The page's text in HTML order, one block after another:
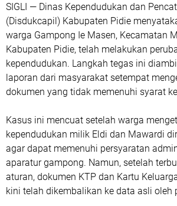
SIGLI — Dinas Kependudukan dan
(Disdukcapil) Kabupaten Pidie
warga Gampong Ie Masen, Kecamatan
Kabupaten Pidie, telah melakukan
kependudukan. Langkah tegas ini
laporan dari masyarakat setempat
dokumen yang tidak memenuhi syarat
Kasus ini mencuat setelah warga
kependudukan milik Eldi dan Mawardi
agar dapat memenuhi persyaratan
aparatur gampong. Namun, setelah
aturan, dokumen KTP dan Kartu
kini telah dikembalikan ke data asli oleh